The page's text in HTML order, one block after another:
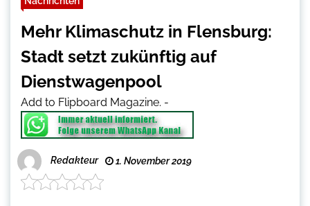
Mehr Klimaschutz in Flensburg:
Stadt setzt zukünftig auf
Dienstwagenpool
Add to Flipboard Magazine. -
Redakteur 1. November 2019